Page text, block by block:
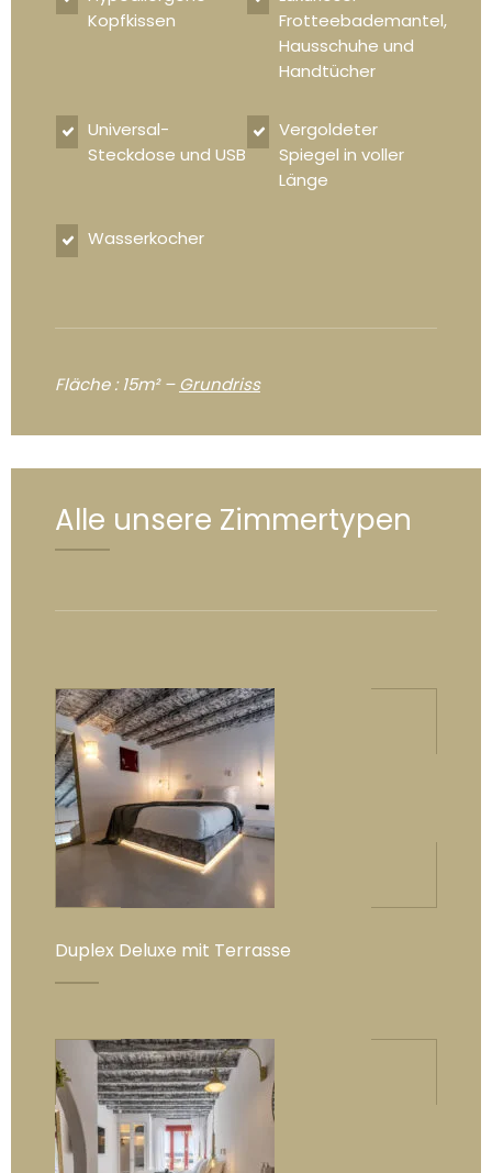
Kopfkissen
Frotteebademantel,
Hausschuhe und
Handtücher
Universal-
Steckdose und USB
Vergoldeter
Spiegel in voller
Länge
Wasserkocher
Fläche : 15m² – Grundriss
Alle unsere Zimmertypen
Duplex Deluxe mit Terrasse